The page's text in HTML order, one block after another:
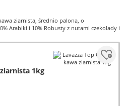
ziarnista, średnio palona, o
Arabiki i 10% Robusty z nutami czekolady i
1kg